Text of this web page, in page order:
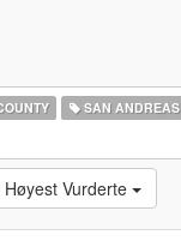
SAN ANDREAS
Høyest Vurderte